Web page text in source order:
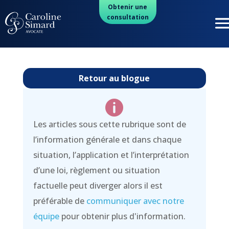
Obtenir une
consultation
Retour au blogue

Les articles sous cette rubrique sont de
l’information générale et dans chaque
situation, l’application et l’interprétation
d’une loi, règlement ou situation
factuelle peut diverger alors il est
préférable de communiquer avec notre
équipepour obtenir plus d'information.